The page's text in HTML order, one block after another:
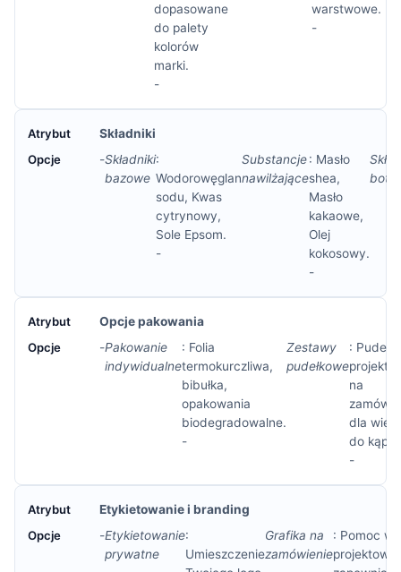
dopasowane
do palety
kolorów
marki.
-
warstwowe.
-
Składniki
-Składniki
bazowe
:
Wodorowęglan
sodu, Kwas
cytrynowy,
Sole Epsom.
-
Substancje
nawilżające
: Masło
shea,
Masło
kakaowe,
Olej
kokosowy.
-
Opcje pakowania
-Pakowanie
indywidualne
: Folia
termokurczliwa,
bibułka,
opakowania
biodegradowalne.
-
Zestawy
pudełkowe
:
na
dla
do
-
Etykietowanie i branding
-Etykietowanie
prywatne
:
Umieszczenie
Grafika na
zamówienie
: Pomoc w